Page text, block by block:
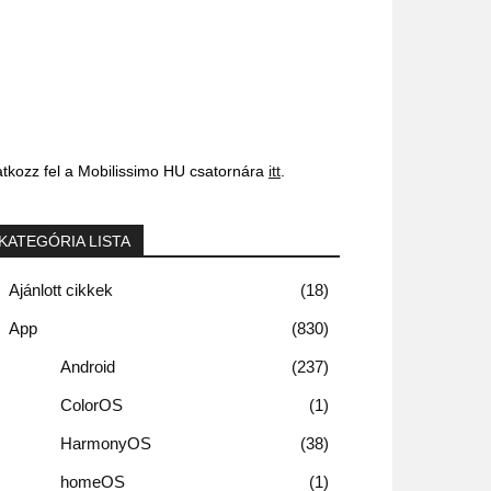
fel a Mobilissimo HU csatornára itt.
LISTA
Ajánlott cikkek 18
App 830
Android 237
ColorOS 1
HarmonyOS 38
homeOS 1